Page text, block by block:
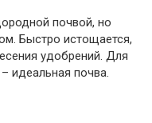
почвой, но
Быстро истощается,
удобрений. Для
идеальная почва.